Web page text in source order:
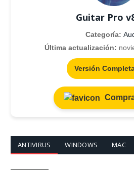
Guitar Pro
Categoría:
Última actualización:
Versión
ANTIVIRUS WINDOWS MAC